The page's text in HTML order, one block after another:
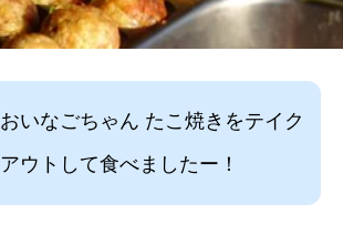
おいなごちゃん たこ焼きをテイク
アウトして食べましたー！